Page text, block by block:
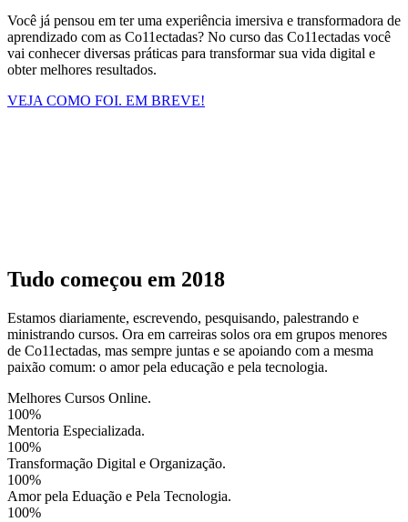
Você já pensou em ter uma experiência imersiva e transformadora de
aprendizado com as Co11ectadas? No curso das Co11ectadas você
vai conhecer diversas práticas para transformar sua vida digital e
obter melhores resultados.
VEJA COMO FOI. EM BREVE!
Tudo começou em 2018
Estamos diariamente, escrevendo, pesquisando, palestrando e
ministrando cursos. Ora em carreiras solos ora em grupos menores
de Co11ectadas, mas sempre juntas e se apoiando com a mesma
paixão comum: o amor pela educação e pela tecnologia.
Melhores Cursos Online.
100%
Mentoria Especializada.
100%
Transformação Digital e Organização.
100%
Amor pela Eduação e Pela Tecnologia.
100%